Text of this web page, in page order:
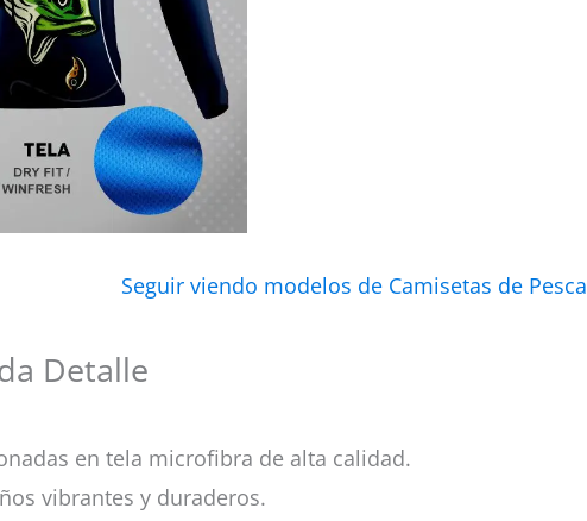
Seguir viendo modelos de Camisetas de Pesca
Detalle
en tela microfibra de alta calidad.
vibrantes y duraderos.